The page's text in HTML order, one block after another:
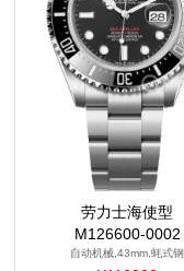
劳力士海使型
M126600-0002
自动机械,43mm,蚝式钢